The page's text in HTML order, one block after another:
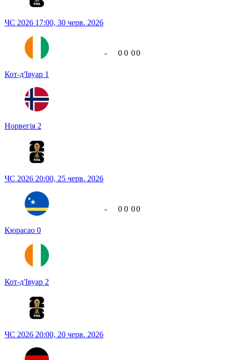
ЧС 2026 17:00, 30 черв. 2026
Кот-д'Івуар 1
Норвегія 2
- 0 0 00
ЧС 2026 20:00, 25 черв. 2026
Кюрасао 0
Кот-д'Івуар 2
- 0 0 00
ЧС 2026 20:00, 20 черв. 2026